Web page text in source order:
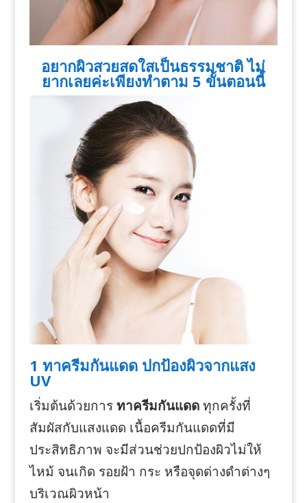
อยากผิวสวยสดใสเป็นธรรมชาติ ไม่
ยากเลยค่ะเพียงทำตาม 5 ขั้นตอนนี้
1 ทาครีมกันแดด ปกป้องผิวจากแสง
UV
เริ่มต้นด้วยการทาครีมกันแดดทุกครั้งที่
สัมผัสกับแสงแดด เนื้อครีมกันแดดที่มี
ประสิทธิภาพ จะมีส่วนช่วยปกป้องผิวไม่ให้
ไหม้ จนเกิด รอยฝ้า กระ หรือจุดด่างดำต่างๆ
บริเวณผิวหน้า